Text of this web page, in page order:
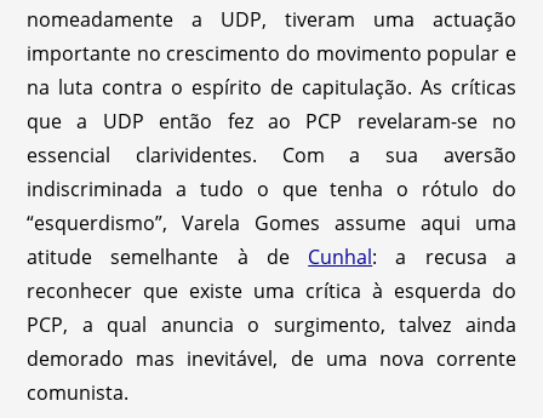
nomeadamente a UDP, tiveram uma actuação
importante no crescimento do movimento popular e
na luta contra o espírito de capitulação. As críticas
que a UDP então fez ao PCP revelaram-se no
essencial clarividentes. Com a sua aversão
indiscriminada a tudo o que tenha o rótulo do
“esquerdismo”, Varela Gomes assume aqui uma
atitude semelhante à de Cunhal: a recusa a
reconhecer que existe uma crítica à esquerda do
PCP, a qual anuncia o surgimento, talvez ainda
demorado mas inevitável, de uma nova corrente
comunista.